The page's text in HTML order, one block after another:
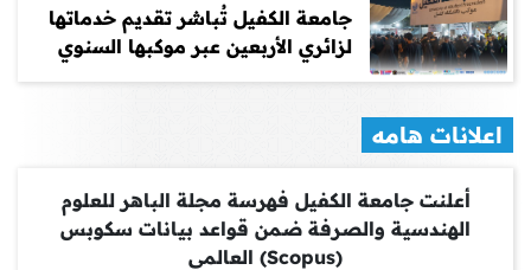
جامعة الكفيل تُباشر تقديم خدماتها
لزائري الأربعين عبر موكبها السنوي
اعلانات هامه
أعلنت جامعة الكفيل فهرسة مجلة الباهر للعلوم
الهندسية والصرفة ضمن قواعد بيانات سكوبس
(Scopus) العالمي